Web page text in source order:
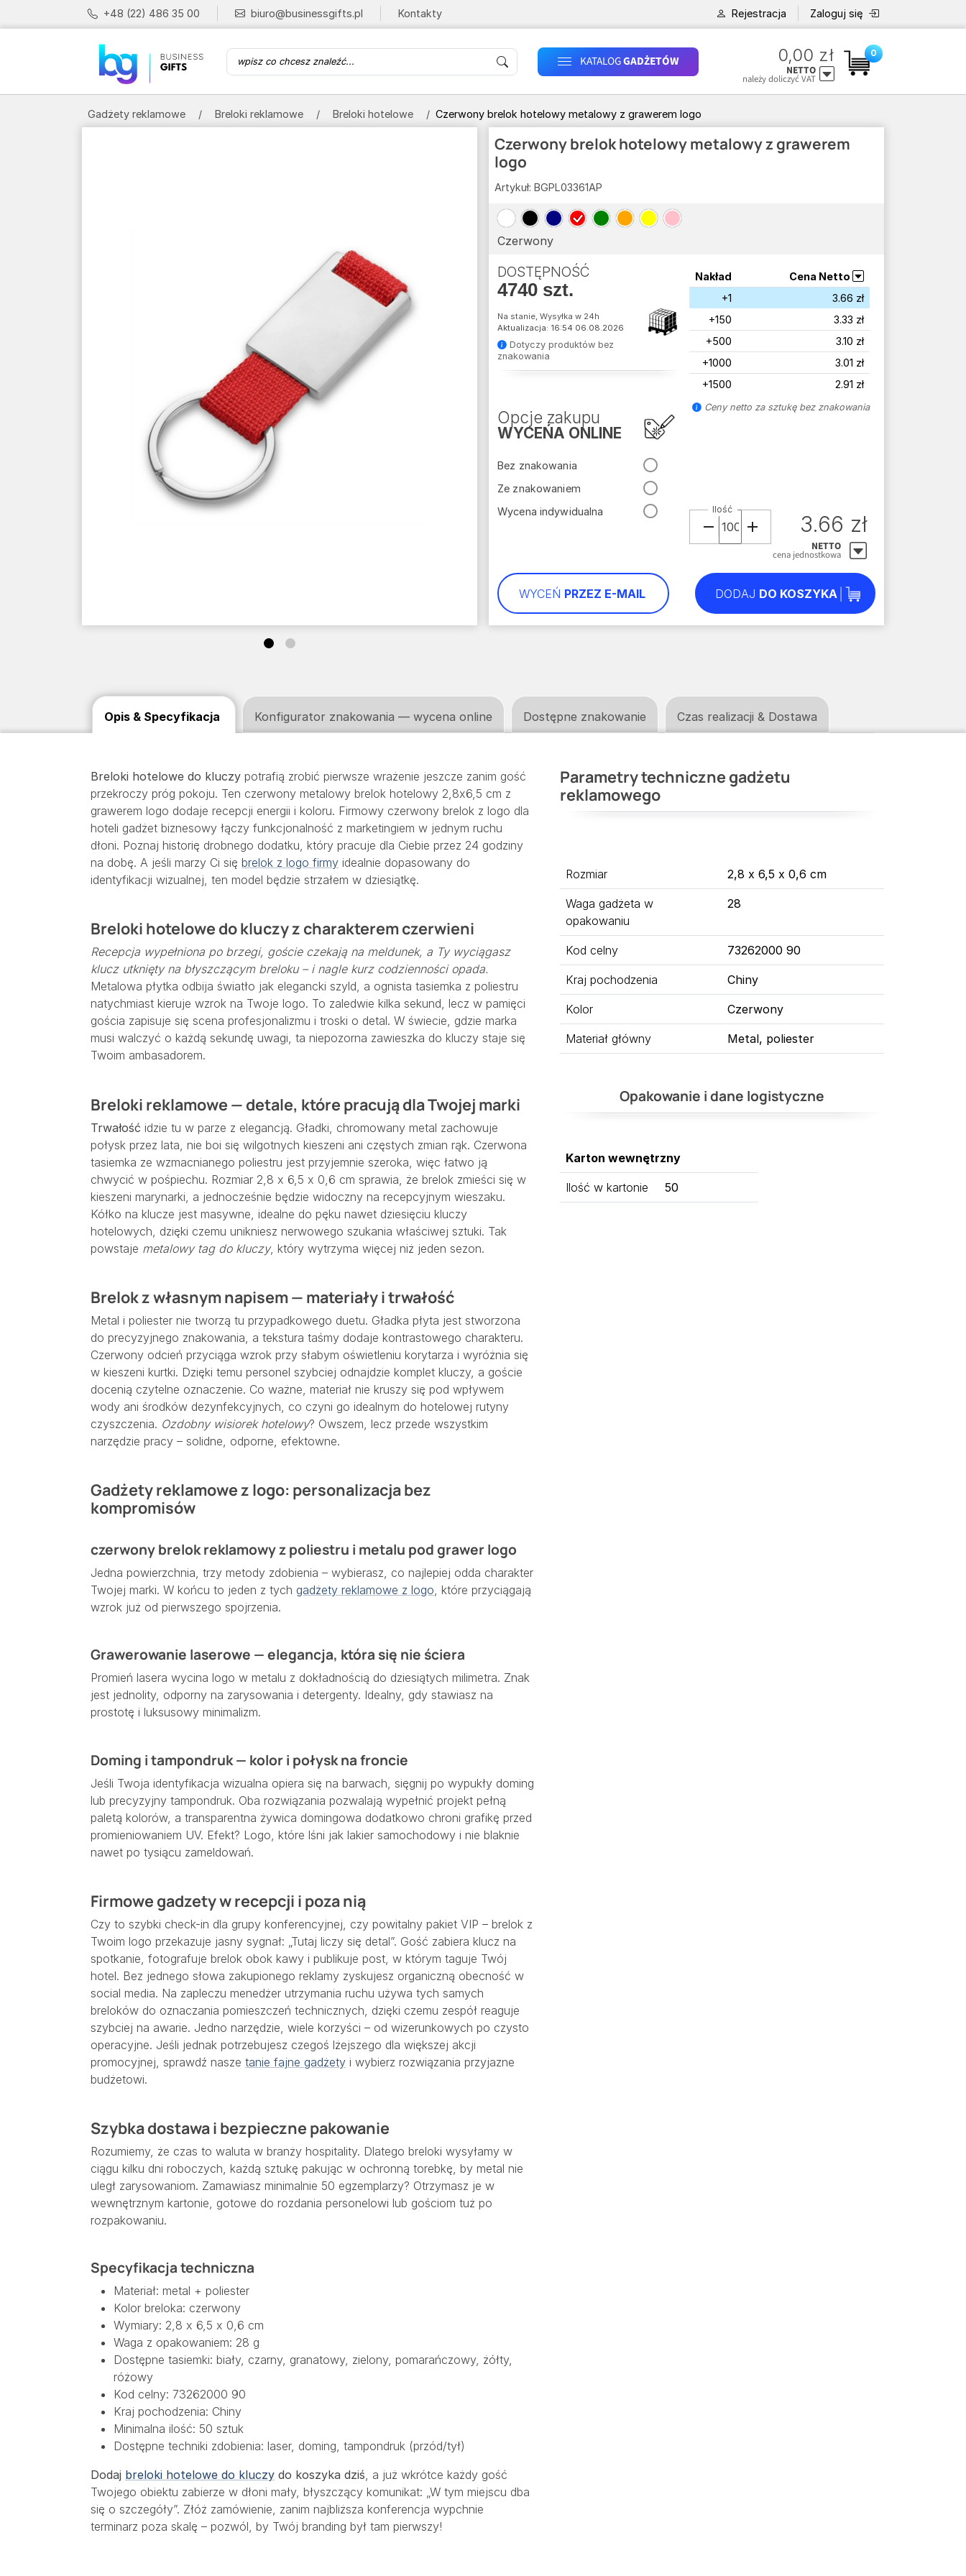
+48 (22) 486 35 00 biuro@businessgifts.pl Kontakty Rejestracja Zaloguj się
KATALOGGADŻETÓW 0,00 zł
NETTO
należy doliczyć VAT
0
Gadżety reklamowe Breloki reklamowe Breloki hotelowe Czerwony brelok hotelowy metalowy z grawerem logo
Czerwony brelok hotelowy metalowy z grawerem
logo
Breloki hotelowe do kluczy potrafią zrobić pierwsze wrażenie jeszcze zanim gość
przekroczy próg pokoju. Ten czerwony metalowy brelok hotelowy 2,8x6,5 cm z
grawerem logo dodaje recepcji energii i koloru. Firmowy czerwony brelok z logo dla
hoteli gadżet biznesowy łączy funkcjonalność z marketingiem w jednym ruchu
dłoni. Poznaj historię drobnego dodatku, który pracuje dla Ciebie przez 24 godziny
na dobę. A jeśli marzy Ci się brelok z logo firmy idealnie dopasowany do
identyfikacji wizualnej, ten model będzie strzałem w dziesiątkę.
Breloki hotelowe do kluczy z charakterem czerwieni
Recepcja wypełniona po brzegi, goście czekają na meldunek, a Ty wyciągasz
klucz utknięty na błyszczącym breloku – i nagle kurz codzienności opada.
Metalowa płytka odbija światło jak elegancki szyld, a ognista tasiemka z poliestru
natychmiast kieruje wzrok na Twoje logo. To zaledwie kilka sekund, lecz w pamięci
gościa zapisuje się scena profesjonalizmu i troski o detal. W świecie, gdzie marka
musi walczyć o każdą sekundę uwagi, ta niepozorna zawieszka do kluczy staje się
Twoim ambasadorem.
Breloki reklamowe — detale, które pracują dla Twojej marki
Trwałość idzie tu w parze z elegancją. Gładki, chromowany metal zachowuje
połysk przez lata, nie boi się wilgotnych kieszeni ani częstych zmian rąk. Czerwona
tasiemka ze wzmacnianego poliestru jest przyjemnie szeroka, więc łatwo ją
chwycić w pośpiechu. Rozmiar 2,8 x 6,5 x 0,6 cm sprawia, że brelok zmieści się w
kieszeni marynarki, a jednocześnie będzie widoczny na recepcyjnym wieszaku.
Kółko na klucze jest masywne, idealne do pęku nawet dziesięciu kluczy
hotelowych, dzięki czemu unikniesz nerwowego szukania właściwej sztuki. Tak
powstaje metalowy tag do kluczy, który wytrzyma więcej niż jeden sezon.
Brelok z własnym napisem — materiały i trwałość
Metal i poliester nie tworzą tu przypadkowego duetu. Gładka płyta jest stworzona
do precyzyjnego znakowania, a tekstura taśmy dodaje kontrastowego charakteru.
Czerwony odcień przyciąga wzrok przy słabym oświetleniu korytarza i wyróżnia się
w kieszeni kurtki. Dzięki temu personel szybciej odnajdzie komplet kluczy, a goście
docenią czytelne oznaczenie. Co ważne, materiał nie kruszy się pod wpływem
wody ani środków dezynfekcyjnych, co czyni go idealnym do hotelowej rutyny
czyszczenia. Ozdobny wisiorek hotelowy? Owszem, lecz przede wszystkim
narzędzie pracy – solidne, odporne, efektowne.
Gadżety reklamowe z logo: personalizacja bez
kompromisów
czerwony brelok reklamowy z poliestru i metalu pod grawer logo
Jedna powierzchnia, trzy metody zdobienia – wybierasz, co najlepiej odda charakter
Twojej marki. W końcu to jeden z tych gadżety reklamowe z logo, które przyciągają
wzrok już od pierwszego spojrzenia.
Grawerowanie laserowe — elegancja, która się nie ściera
Promień lasera wycina logo w metalu z dokładnością do dziesiątych milimetra. Znak
jest jednolity, odporny na zarysowania i detergenty. Idealny, gdy stawiasz na
prostotę i luksusowy minimalizm.
Doming i tampondruk — kolor i połysk na froncie
Jeśli Twoja identyfikacja wizualna opiera się na barwach, sięgnij po wypukły doming
lub precyzyjny tampondruk. Oba rozwiązania pozwalają wypełnić projekt pełną
paletą kolorów, a transparentna żywica domingowa dodatkowo chroni grafikę przed
promieniowaniem UV. Efekt? Logo, które lśni jak lakier samochodowy i nie blaknie
nawet po tysiącu zameldowań.
Firmowe gadzety w recepcji i poza nią
Czy to szybki check-in dla grupy konferencyjnej, czy powitalny pakiet VIP – brelok z
Twoim logo przekazuje jasny sygnał: „Tutaj liczy się detal”. Gość zabiera klucz na
spotkanie, fotografuje brelok obok kawy i publikuje post, w którym taguje Twój
hotel. Bez jednego słowa zakupionego reklamy zyskujesz organiczną obecność w
social media. Na zapleczu menedżer utrzymania ruchu używa tych samych
breloków do oznaczania pomieszczeń technicznych, dzięki czemu zespół reaguje
szybciej na awarie. Jedno narzędzie, wiele korzyści – od wizerunkowych po czysto
operacyjne. Jeśli jednak potrzebujesz czegoś lżejszego dla większej akcji
promocyjnej, sprawdź nasze tanie fajne gadżety i wybierz rozwiązania przyjazne
budżetowi.
Szybka dostawa i bezpieczne pakowanie
Rozumiemy, że czas to waluta w branży hospitality. Dlatego breloki wysyłamy w
ciągu kilku dni roboczych, każdą sztukę pakując w ochronną torebkę, by metal nie
uległ zarysowaniom. Zamawiasz minimalnie 50 egzemplarzy? Otrzymasz je w
wewnętrznym kartonie, gotowe do rozdania personelowi lub gościom tuż po
rozpakowaniu.
Specyfikacja techniczna
Materiał: metal + poliester
Kolor breloka: czerwony
Wymiary: 2,8 x 6,5 x 0,6 cm
Waga z opakowaniem: 28 g
Dostępne tasiemki: biały, czarny, granatowy, zielony, pomarańczowy, żółty,
różowy
Kod celny: 73262000 90
Kraj pochodzenia: Chiny
Minimalna ilość: 50 sztuk
Dostępne techniki zdobienia: laser, doming, tampondruk (przód/tył)
Dodaj breloki hotelowe do kluczy do koszyka dziś, a już wkrótce każdy gość
Twojego obiektu zabierze w dłoni mały, błyszczący komunikat: „W tym miejscu dba
się o szczegóły”. Złóż zamówienie, zanim najbliższa konferencja wypchnie
terminarz poza skalę – pozwól, by Twój branding był tam pierwszy!
Parametry techniczne gadżetu
reklamowego
Rozmiar 2,8 x 6,5 x 0,6 cm
Waga gadżeta w
opakowaniu
28
Kod celny 73262000 90
Kraj pochodzenia Chiny
Kolor Czerwony
Materiał główny Metal, poliester
Opakowanie i dane logistyczne
Karton wewnętrzny
Ilość w kartonie 50
Opis & Specyfikacja Konfigurator znakowania — wycena online Dostępne znakowanie Czas realizacji & Dostawa
Artykuł: BGPL03361AP
Czerwony
DOSTĘPNOŚĆ
4740 szt.
Na stanie, Wysyłka w 24h
Aktualizacja: 16:54 06.08.2026
Dotyczy produktów bez
znakowania
Opcje zakupu
WYCEŃA ONLINE
Bez znakowania
Ze znakowaniem
Wycena indywidualna
Nakład
Cena Netto
+1
3.66 zł
+150
3.33 zł
+500
3.10 zł
+1000
3.01 zł
+1500
2.91 zł
Ceny netto za sztukę bez znakowania
Ilość
3.66 zł
NETTO
cena jednostkowa
WYCEŃ PRZEZ E-MAIL DODAJ DO KOSZYKA